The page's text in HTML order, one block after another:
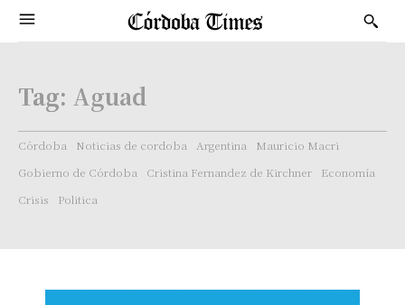
Tag: Aguad
Córdoba Noticias de cordoba Argentina
Mauricio Macri
Gobierno de Córdoba
Cristina Fernandez de Kirchner
Economía
Crisis
Politica